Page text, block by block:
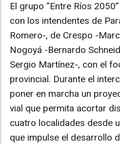
El grupo “Entre Ríos
con los intendentes de
Romero-, de Crespo -
Nogoyá -Bernardo
Sergio Martínez-, con el
provincial. Durante el
poner en marcha un
vial que permita acortar
cuatro localidades desde
que impulse el desarrollo